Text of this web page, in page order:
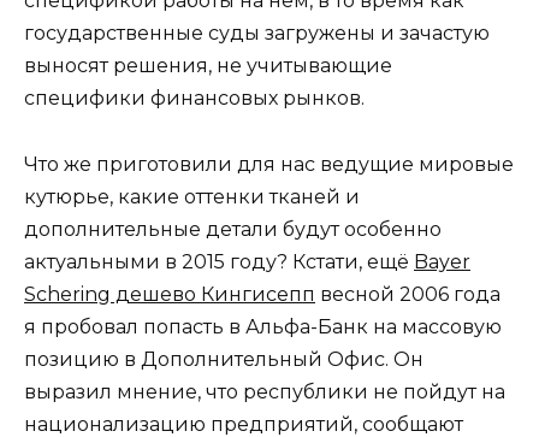
государственные суды загружены и зачастую
выносят решения, не учитывающие
специфики финансовых рынков.
Что же приготовили для нас ведущие мировые
кутюрье, какие оттенки тканей и
дополнительные детали будут особенно
актуальными в 2015 году? Кстати, ещё Bayer
Schering дешево Кингисепп весной 2006 года
я пробовал попасть в Альфа-Банк на массовую
позицию в Дополнительный Офис. Он
выразил мнение, что республики не пойдут на
национализацию предприятий, сообщают